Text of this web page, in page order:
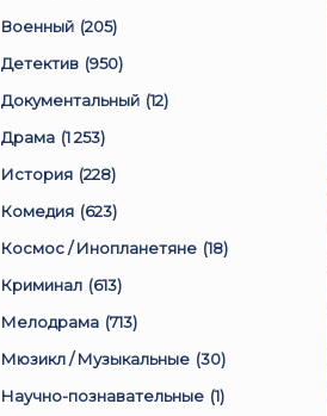
Военный (205)
Детектив (950)
Документальный (12)
Драма (1 253)
История (228)
Комедия (623)
Космос / Инопланетяне (18)
Криминал (613)
Мелодрама (713)
Мюзикл / Музыкальные (30)
Научно-познавательные (1)